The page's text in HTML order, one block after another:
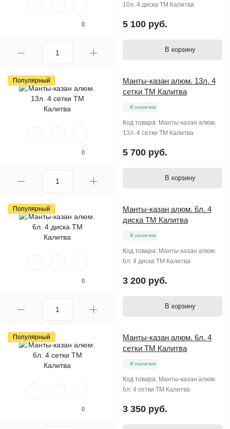
0
10л. 4 диска ТМ Калитва
5 100 руб.
В корзину
Популярный
0
Манты-казан алюм. 13л. 4
сетки ТМ Калитва
В наличии
Код товара: Манты-казан алюм.
13л. 4 сетки ТМ Калитва
5 700 руб.
В корзину
Популярный
0
Манты-казан алюм. 6л. 4
диска ТМ Калитва
В наличии
Код товара: Манты-казан алюм.
6л. 4 диска ТМ Калитва
3 200 руб.
В корзину
Популярный
0
Манты-казан алюм. 6л. 4
сетки ТМ Калитва
В наличии
Код товара: Манты-казан алюм.
6л. 4 сетки ТМ Калитва
3 350 руб.